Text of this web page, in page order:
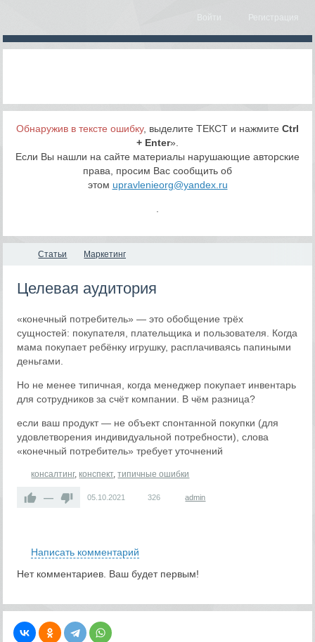
Войти Регистрация
Обнаружив в тексте ошибку, выделите ТЕКСТ и нажмите Ctrl
+ Enter».
Если Вы нашли на сайте материалы нарушающие авторские
права, просим Вас сообщить об
этом upravlenieorg@yandex.ru
Статьи Маркетинг
Целевая аудитория
«конечный потребитель» — это обобщение трёх
сущностей: покупателя, плательщика и пользователя. Когда
мама покупает ребёнку игрушку, расплачиваясь папиными
деньгами.
Но не менее типичная, когда менеджер покупает инвентарь
для сотрудников за счёт компании. В чём разница?
если ваш продукт — не объект спонтанной покупки (для
удовлетворения индивидуальной потребности), слова
«конечный потребитель» требует уточнений
консалтинг,конспект,типичные ошибки
— 05.10.2021 326 admin
Написать комментарий
Нет комментариев. Ваш будет первым!